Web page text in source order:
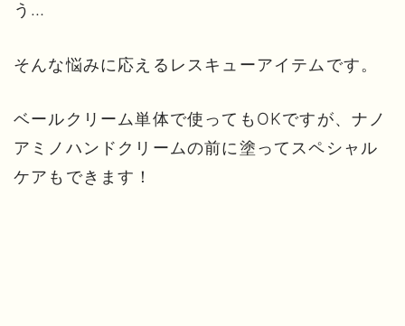
う…
そんな悩みに応えるレスキューアイテムです。
ベールクリーム単体で使ってもOKですが、ナノ
アミノハンドクリームの前に塗ってスペシャル
ケアもできます！